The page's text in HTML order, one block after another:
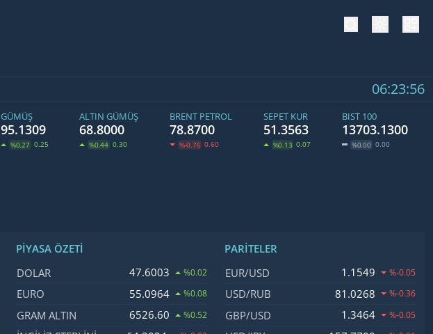
06:23:57
GÜMÜŞ
95.1309
%0.27 0.25
ALTIN GÜMÜŞ
68.8000
%0.44 0.30
BRENT PETROL
78.8700
%-0.76 0.60
SEPET KUR
51.3563
%0.13 0.07
BIST 100
13703.1300
%0.00 0.00
PIYASA ÖZETI
İsim, Kod Fiyat, Değişim
DOLAR 47.6003 %0.02
EURO 55.0964 %0.08
GRAM ALTIN 6526.60 %0.52
PARITELER
İsim, Kod Fiyat, Değişim
EUR/USD 1.1549 %-0.05
USD/RUB 81.0268 %-0.36
GBP/USD 1.3464 %-0.05